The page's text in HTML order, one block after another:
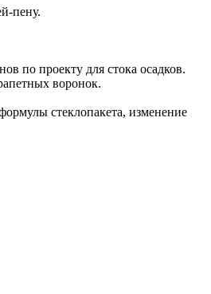
пену.
по проекту для стока осадков.
воронок.
стеклопакета, изменение